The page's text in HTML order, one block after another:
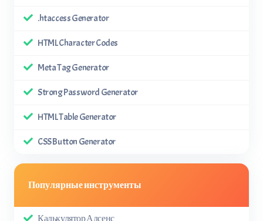
.htaccess Generator
HTML Character Codes
Meta Tag Generator
Strong Password Generator
HTML Table Generator
CSS Button Generator
Популярные инструменты
Калькулятор Адсенс